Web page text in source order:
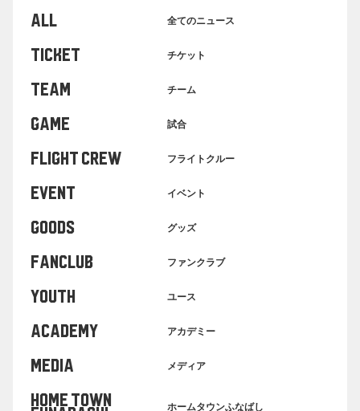
ALL 全てのニュース
TICKET チケット
TEAM チーム
GAME 試合
FLIGHT CREW フライトクルー
EVENT イベント
GOODS グッズ
FANCLUB ファンクラブ
YOUTH ユース
ACADEMY アカデミー
MEDIA メディア
HOME TOWN ホームタウンふなばし